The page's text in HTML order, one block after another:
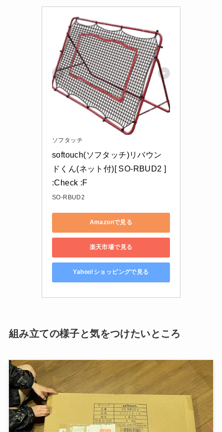
ソフタッチ
softouch(ソフタッチ)リバウン
ドくん(ネット付)[ SO-RBUD2 ]
:Check :F
SO-RBUD2
Amazonで見る
楽天市場で見る
Yahoo!ショッピングで見る
組み立ての様子と気をつけたいところ